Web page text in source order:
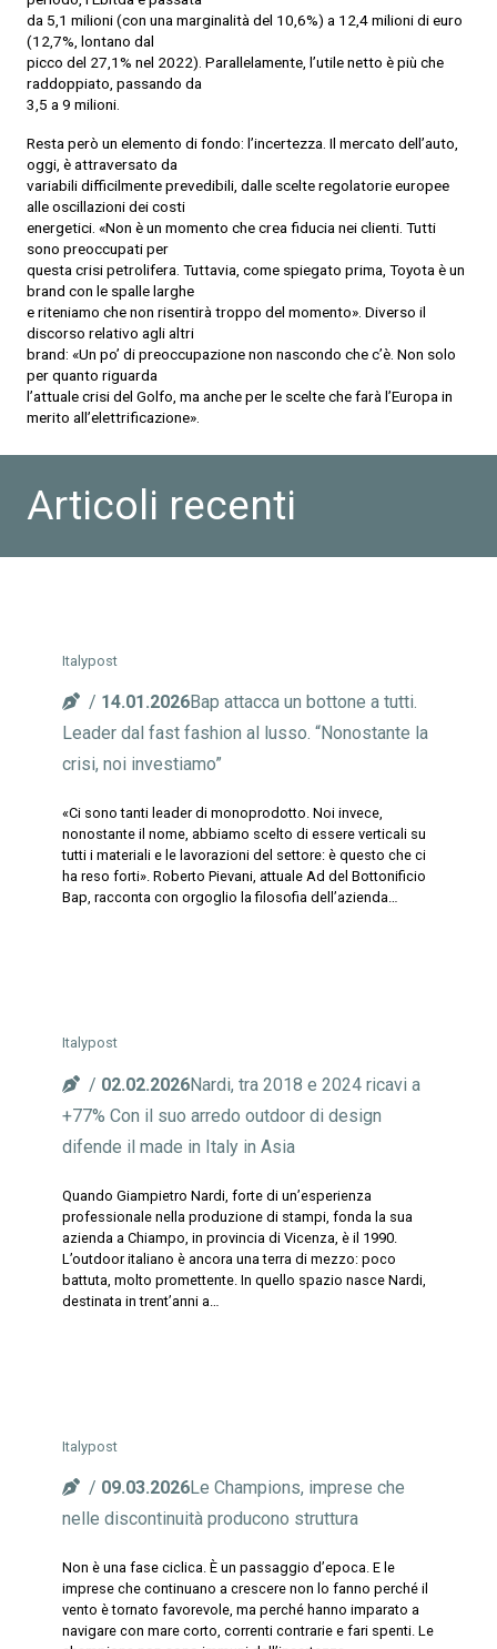
da 5,1 milioni (con una marginalità del 10,6%) a 12,4 milioni di euro
(12,7%, lontano dal
picco del 27,1% nel 2022). Parallelamente, l’utile netto è più che
raddoppiato, passando da
3,5 a 9 milioni.
Resta però un elemento di fondo: l’incertezza. Il mercato dell’auto,
oggi, è attraversato da
variabili difficilmente prevedibili, dalle scelte regolatorie europee
alle oscillazioni dei costi
energetici. «Non è un momento che crea fiducia nei clienti. Tutti
sono preoccupati per
questa crisi petrolifera. Tuttavia, come spiegato prima, Toyota è un
brand con le spalle larghe
e riteniamo che non risentirà troppo del momento». Diverso il
discorso relativo agli altri
brand: «Un po’ di preoccupazione non nascondo che c’è. Non solo
per quanto riguarda
l’attuale crisi del Golfo, ma anche per le scelte che farà l’Europa in
merito all’elettrificazione».
Articoli recenti
Italypost
14.01.2026Bap attacca un bottone a tutti.
Leader dal fast fashion al lusso. “Nonostante la
crisi, noi investiamo”
«Ci sono tanti leader di monoprodotto. Noi invece,
nonostante il nome, abbiamo scelto di essere verticali su
tutti i materiali e le lavorazioni del settore: è questo che ci
ha reso forti». Roberto Pievani, attuale Ad del Bottonificio
Bap, racconta con orgoglio la filosofia dell’azienda…
Italypost
02.02.2026Nardi, tra 2018 e 2024 ricavi a
+77% Con il suo arredo outdoor di design
difende il made in Italy in Asia
Quando Giampietro Nardi, forte di un’esperienza
professionale nella produzione di stampi, fonda la sua
azienda a Chiampo, in provincia di Vicenza, è il 1990.
L’outdoor italiano è ancora una terra di mezzo: poco
battuta, molto promettente. In quello spazio nasce Nardi,
destinata in trent’anni a…
Italypost
09.03.2026Le Champions, imprese che
nelle discontinuità producono struttura
Non è una fase ciclica. È un passaggio d’epoca. E le
imprese che continuano a crescere non lo fanno perché il
vento è tornato favorevole, ma perché hanno imparato a
navigare con mare corto, correnti contrarie e fari spenti. Le